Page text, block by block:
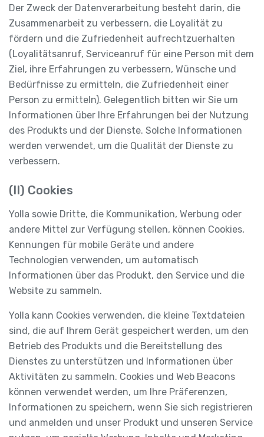
Der Zweck der Datenverarbeitung besteht darin, die
Zusammenarbeit zu verbessern, die Loyalität zu
fördern und die Zufriedenheit aufrechtzuerhalten
(Loyalitätsanruf, Serviceanruf für eine Person mit dem
Ziel, ihre Erfahrungen zu verbessern, Wünsche und
Bedürfnisse zu ermitteln, die Zufriedenheit einer
Person zu ermitteln). Gelegentlich bitten wir Sie um
Informationen über Ihre Erfahrungen bei der Nutzung
des Produkts und der Dienste. Solche Informationen
werden verwendet, um die Qualität der Dienste zu
verbessern.
(II) Cookies
Yolla sowie Dritte, die Kommunikation, Werbung oder
andere Mittel zur Verfügung stellen, können Cookies,
Kennungen für mobile Geräte und andere
Technologien verwenden, um automatisch
Informationen über das Produkt, den Service und die
Website zu sammeln.
Yolla kann Cookies verwenden, die kleine Textdateien
sind, die auf Ihrem Gerät gespeichert werden, um den
Betrieb des Produkts und die Bereitstellung des
Dienstes zu unterstützen und Informationen über
Aktivitäten zu sammeln. Cookies und Web Beacons
können verwendet werden, um Ihre Präferenzen,
Informationen zu speichern, wenn Sie sich registrieren
und anmelden und unser Produkt und unseren Service